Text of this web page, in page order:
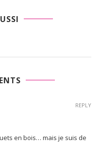
en bois… mais je suis de
REPLY